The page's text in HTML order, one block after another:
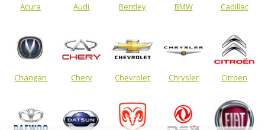
Acura Audi Bentley BMW Cadillac
Changan Chery Chevrolet Chrysler Citroen